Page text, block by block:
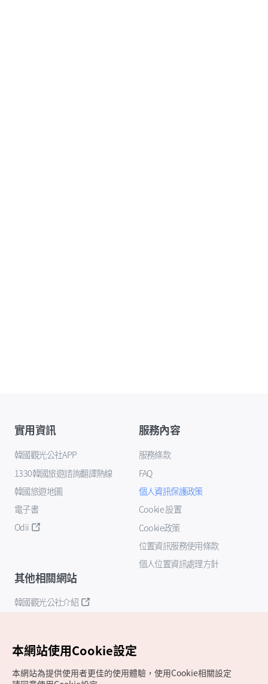
實用資訊
韓國觀光公社APP
1330韓國旅遊諮詢翻譯熱線
韓國旅遊地圖
電子書
Odii
服務內容
服務條款
FAQ
個人資訊保護政策
Cookie 設置
Cookie政策
位置資訊服務使用條款
個人位置資訊處理方針
其他相關網站
韓國觀光公社介紹
本網站使用Cookie設定
本網站為提供使用者更佳的使用體驗，使用Cookie相關設定